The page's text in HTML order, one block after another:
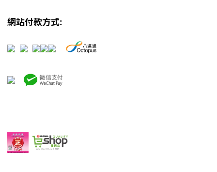
網站付款方式: